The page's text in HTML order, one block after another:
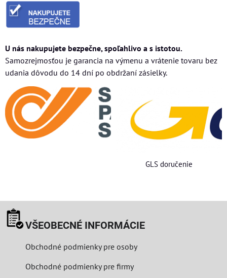
U nás nakupujete bezpečne, spoľahlivo a s istotou.
Samozrejmosťou je garancia na výmenu a vrátenie tovaru bez
udania dôvodu do 14 dní po obdržaní zásielky.
GLS doručenie
VŠEOBECNÉ INFORMÁCIE
Obchodné podmienky pre osoby
Obchodné podmienky pre firmy